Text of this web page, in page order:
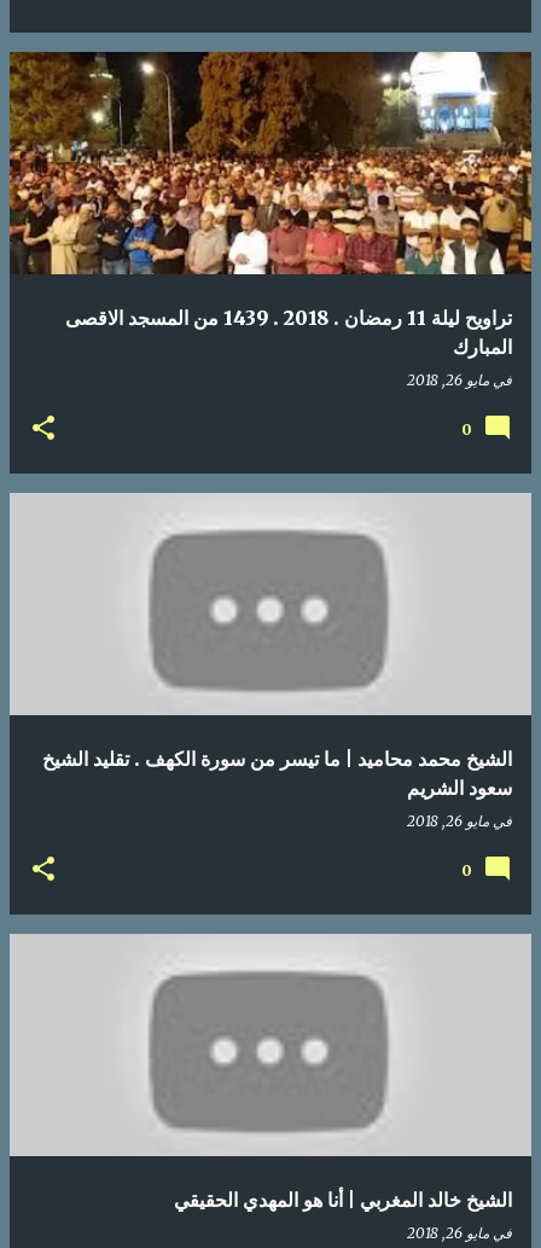
تراويح ليلة 11 رمضان . 2018 . 1439 من المسجد الاقصى
المبارك
في مايو 26, 2018
0
الشيخ محمد محاميد | ما تيسر من سورة الكهف . تقليد الشيخ
سعود الشريم
في مايو 26, 2018
0
الشيخ خالد المغربي | أنا هو المهدي الحقيقي
في مايو 26, 2018